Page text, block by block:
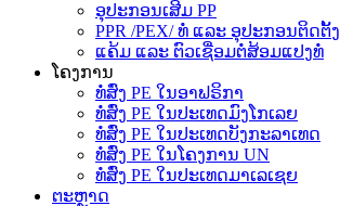
ອຸປະກອນເສີມ PP
PPR /PEX/ ທໍ່ ແລະ ອຸປະກອນຕິດຕັ້ງ
ແຄ້ມ ແລະ ຕົວເຊື່ອມຕໍ່ສ້ອມແປງທໍ່
ໂຄງການ
ທໍ່ສົ່ງ PE ໃນອາຟຣິກາ
ທໍ່ສົ່ງ PE ໃນປະເທດມົງໂກເລຍ
ທໍ່ສົ່ງ PE ໃນປະເທດບັງກະລາເທດ
ທໍ່ສົ່ງ PE ໃນໂຄງການ UN
ທໍ່ສົ່ງ PE ໃນປະເທດມາເລເຊຍ
ຕະຫຼາດ